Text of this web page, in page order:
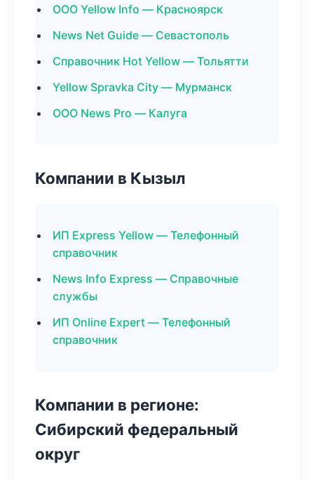
ООО Yellow Info — Красноярск
News Net Guide — Севастополь
Справочник Hot Yellow — Тольятти
Yellow Spravka City — Мурманск
ООО News Pro — Калуга
Компании в Кызыл
ИП Express Yellow — Телефонный
справочник
News Info Express — Справочные
службы
ИП Online Expert — Телефонный
справочник
Компании в регионе:
Сибирский федеральный
округ